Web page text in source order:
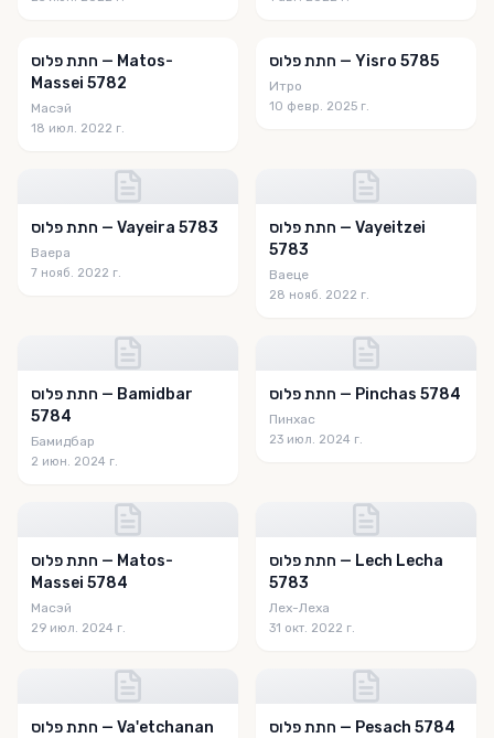
חתת פלוס — Matos-
Massei 5782
Масэй
18 июл. 2022 г.
חתת פלוס — Yisro 5785
Итро
10 февр. 2025 г.
חתת פלוס — Vayeira 5783
Ваера
7 нояб. 2022 г.
חתת פלוס — Vayeitzei
5783
Ваеце
28 нояб. 2022 г.
חתת פלוס — Bamidbar
5784
Бамидбар
2 июн. 2024 г.
חתת פלוס — Pinchas 5784
Пинхас
23 июл. 2024 г.
חתת פלוס — Matos-
Massei 5784
Масэй
29 июл. 2024 г.
חתת פלוס — Lech Lecha
5783
Лех-Леха
31 окт. 2022 г.
חתת פלוס — Va'etchanan
חתת פלוס — Pesach 5784